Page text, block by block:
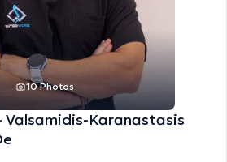
10 Photos
Valsamidis-Karanastasis